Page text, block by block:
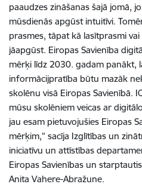
paaudzes zināšanas šajā jomā,
mūsdienās apgūst intuitīvi.
prasmes, tāpat kā lasītprasmi
jāapgūst. Eiropas Savienība
mērķi līdz 2030. gadam panākt,
informācijpratība būtu mazāk
skolēnu visā Eiropas Savienībā.
mūsu skolēniem veicas ar
jau esam pietuvojušies Eiropas
mērķim,” sacīja Izglītības un
iniciatīvu un attīstības
Eiropas Savienības un
Anita Vahere-Abražune.